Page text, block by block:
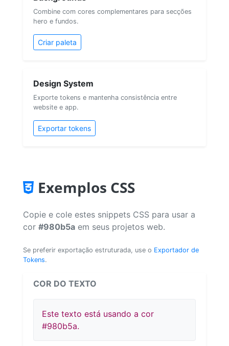
Combine com cores complementares para secções
hero e fundos.
Criar paleta
Design System
Exporte tokens e mantenha consistência entre
website e app.
Exportar tokens
Exemplos CSS
Copie e cole estes snippets CSS para usar a
cor #980b5a em seus projetos web.
Se preferir exportação estruturada, use o Exportador de
Tokens.
COR DO TEXTO
Este texto está usando a cor
#980b5a.